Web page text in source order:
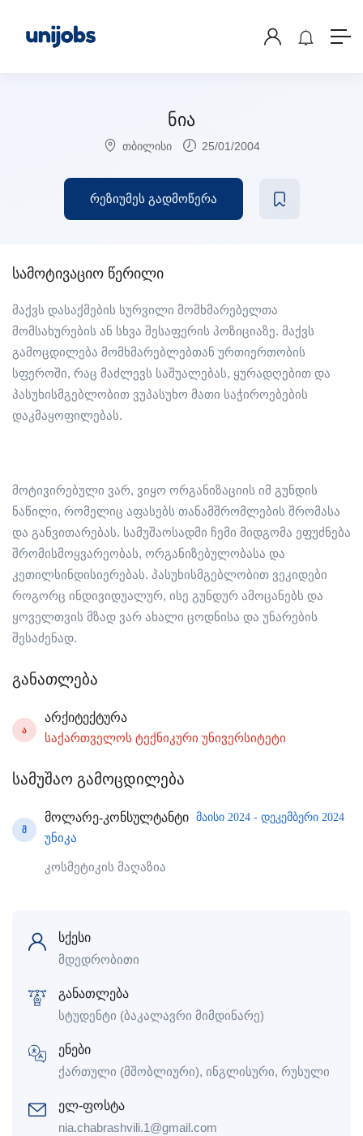
ნია
თბილისი 25/01/2004
რეზიუმეს გადმოწერა
სამოტივაციო წერილი
მაქვს დასაქმების სურვილი მომხმარებელთა
მომსახურების ან სხვა შესაფერის პოზიციაზე. მაქვს
გამოცდილება მომხმარებლებთან ურთიერთობის
სფეროში, რაც მაძლევს საშუალებას, ყურადღებით და
პასუხისმგებლობით ვუპასუხო მათი საჭიროებების
დაკმაყოფილებას.
მოტივირებული ვარ, ვიყო ორგანიზაციის იმ გუნდის
ნაწილი, რომელიც აფასებს თანამშრომლების შრომასა
და განვითარებას. სამუშაოსადმი ჩემი მიდგომა ეფუძნება
შრომისმოყვარეობას, ორგანიზებულობასა და
კეთილსინდისიერებას. პასუხისმგებლობით ვეკიდები
როგორც ინდივიდუალურ, ისე გუნდურ ამოცანებს და
ყოველთვის მზად ვარ ახალი ცოდნისა და უნარების
შესაძენად.
განათლება
Ა
არქიტექტურა
საქართველოს ტექნიკური უნივერსიტეტი
სამუშაო გამოცდილება
Მ
მოლარე-კონსულტანტი მაისი 2024 - დეკემბერი 2024
უნიკა
კოსმეტიკის მაღაზია
სქესი
მდედრობითი
განათლება
სტუდენტი (ბაკალავრი მიმდინარე)
ენები
ქართული (მშობლიური), ინგლისური, რუსული
ელ-ფოსტა
nia.chabrashvili.1@gmail.com